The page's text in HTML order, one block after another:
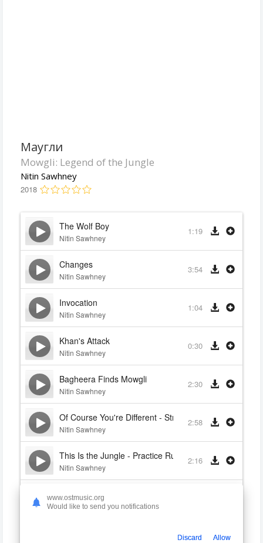
Маугли
Mowgli: Legend of the Jungle
Nitin Sawhney
2018
The Wolf Boy
Nitin Sawhney
1:19
Changes
Nitin Sawhney
3:54
Invocation
Nitin Sawhney
1:04
Khan's Attack
Nitin Sawhney
0:30
Bagheera Finds Mowgli
Nitin Sawhney
2:30
Of Course You're Different - Straight Back to the Caves
Nitin Sawhney
2:58
This Is the Jungle - Practice Running
Nitin Sawhney
2:16
The Monkey
Nitin Sawhney
1:19
www.ostmusic.org
Would like to send you notifications
Discard Allow